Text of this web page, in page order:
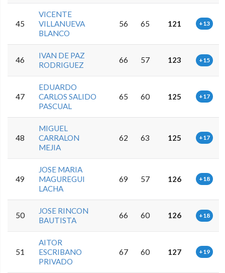
45
VICENTE
VILLANUEVA
BLANCO
56 65 121 +13
46
IVAN DE PAZ
RODRIGUEZ
66 57 123 +15
47
EDUARDO
CARLOS SALIDO
PASCUAL
65 60 125 +17
48
MIGUEL
CARRALON
MEJIA
62 63 125 +17
49
JOSE MARIA
MAGUREGUI
LACHA
69 57 126 +18
50
JOSE RINCON
BAUTISTA
66 60 126 +18
51
AITOR
ESCRIBANO
PRIVADO
67 60 127 +19